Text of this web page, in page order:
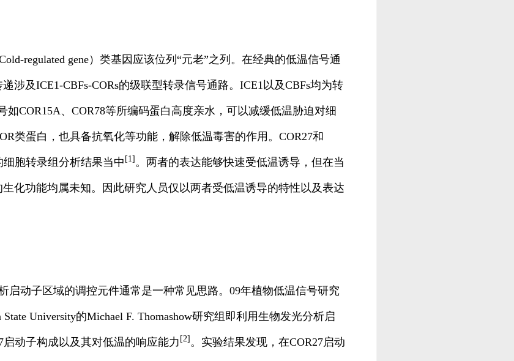
regulated gene）类基因应该位列“元老”之列。在经典的低温信号通
涉及ICE1-CBFs-CORs的级联型转录信号通路。ICE1以及CBFs均为转
如COR15A、COR78等所编码蛋白高度亲水，可以减缓低温胁迫对细
类蛋白，也具备抗氧化等功能，解除低温毒害的作用。COR27和
胞转录组分析结果当中 [1] 。两者的表达能够快速受低温诱导，但在当
化功能均属未知。因此研究人员仅以两者受低温诱导的特性以及表达
启动子区域的调控元件通常是一种常见思路。09年植物低温信号研究
University的Michael F. Thomashow研究组即利用生物发光分析启
动子构成以及其对低温的响应能力 [2] 。实验结果发现，在COR27启动